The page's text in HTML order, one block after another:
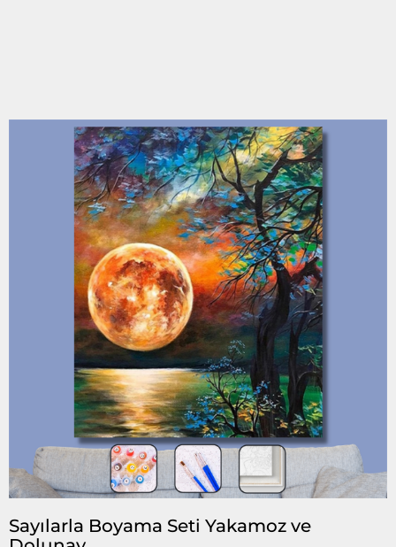
Sayılarla Boyama Seti Yakamoz ve